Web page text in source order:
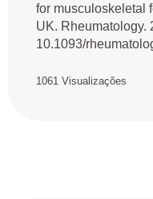
for musculoskeletal
UK. Rheumatology.
10.1093/
1061 Visualizações